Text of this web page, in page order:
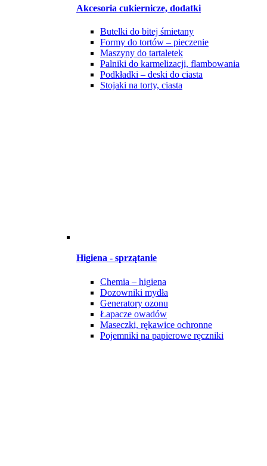
Akcesoria cukiernicze, dodatki
Butelki do bitej śmietany
Formy do tortów – pieczenie
Maszyny do tartaletek
Palniki do karmelizacji, flambowania
Podkładki – deski do ciasta
Stojaki na torty, ciasta
Higiena - sprzątanie
Chemia – higiena
Dozowniki mydła
Generatory ozonu
Łapacze owadów
Maseczki, rękawice ochronne
Pojemniki na papierowe ręczniki